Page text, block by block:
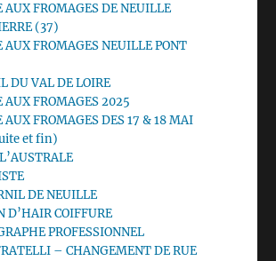
AUX FROMAGES DE NEUILLE
(37)
AUX FROMAGES NEUILLE PONT
DU VAL DE LOIRE
AUX FROMAGES 2025
AUX FROMAGES DES 17 & 18 MAI
et fin)
DE NEUILLE
D’HAIR COIFFURE
PROFESSIONNEL
– CHANGEMENT DE RUE